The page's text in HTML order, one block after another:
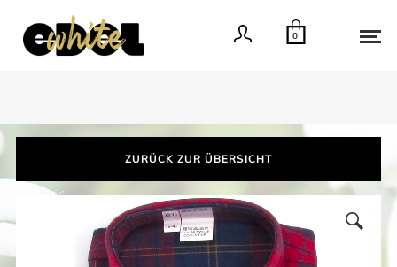
0
ZURÜCK ZUR ÜBERSICHT